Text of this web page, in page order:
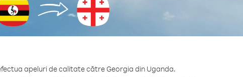
apeluri de calitate către Georgia din Uganda.